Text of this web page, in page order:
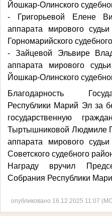
Йошкар-Олинского
- Григорьевой Елене
аппарата мирового
Горномарийского
- Зайцевой Эльвире
аппарата мирового
Йошкар-Олинского
Благодарность
Республики Марий Эл за
государственную
Тыртышниковой Людмиле
аппарата мирового
Советского судебного
Награду вручил
Собрания Республики
опубликовано 16.12.2025 11:07